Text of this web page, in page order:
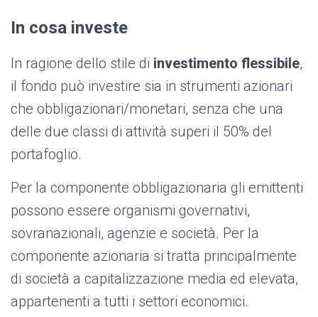
In cosa investe
In ragione dello stile di investimento flessibile,
il fondo può investire sia in strumenti azionari
che obbligazionari/monetari, senza che una
delle due classi di attività superi il 50% del
portafoglio.
Per la componente obbligazionaria gli emittenti
possono essere organismi governativi,
sovranazionali, agenzie e società. Per la
componente azionaria si tratta principalmente
di società a capitalizzazione media ed elevata,
appartenenti a tutti i settori economici.